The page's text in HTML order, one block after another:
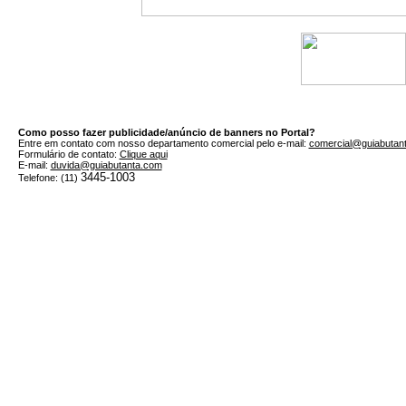
Como posso fazer publicidade/anúncio de banners no Portal?
Entre em contato com nosso departamento comercial pelo e-mail:
Formulário de contato: Clique aqui
E-mail: duvida@guiabutanta.com
Telefone: (11) 3445-1003